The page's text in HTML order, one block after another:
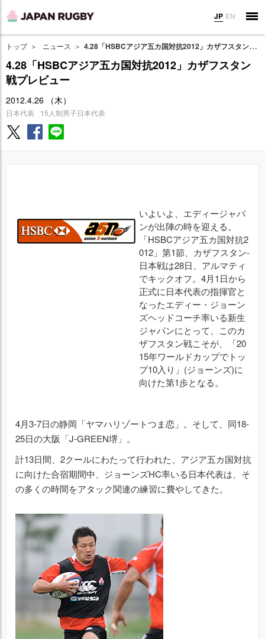
JP EN
トップ ニュース 4.28「HSBCアジア五カ国対抗2012」カザフスタン戦プレビュー
4.28「HSBCアジア五カ国対抗2012」カザフスタン
戦プレビュー
2012.4.26 （木）
日本代表 15人制男子日本代表
いよいよ、エディージャパ
ンが出陣の時を迎える。
「HSBCアジア五カ国対抗2
012」第1節、カザフスタン-
日本戦は28日、アルマティ
でキックオフ。4月1日から
正式に日本代表の指揮官と
なったエディー・ジョーン
ズヘッドコーチ率いる新生
ジャパンにとって、このカ
ザフスタン戦こそが、「20
15年ワールドカップでトッ
プ10入り」(ジョーンズ)に
向けた第1歩となる。
4月3-7日の静岡「ヤマハリゾートつま恋」。そして、同18-
25日の大阪「J-GREEN堺」。
計13日間、2クールにわたって行われた、アジア五カ国対抗
に向けた合宿期間中、ジョーンズHC率いる日本代表は、そ
の多くの時間をアタック関連の練習に費やしてきた。